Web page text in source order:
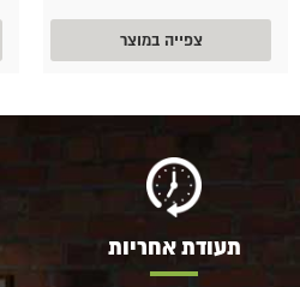
צפייה במוצר
תעודת אחריות